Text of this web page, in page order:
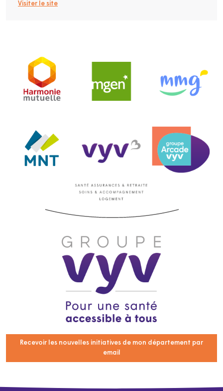
Visiter le site
Recevoir les nouvelles initiatives de mon département par
email